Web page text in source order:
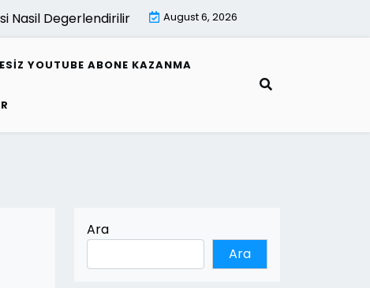
Degerlendirilir | E Fatura Hata Mesajlari Ve
August 6, 2026
YOUTUBE ABONE KAZANMA
Ara
Ara